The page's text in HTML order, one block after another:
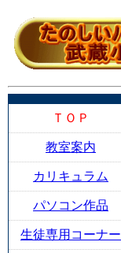
ＴＯＰ
教室案内
カリキュラム
パソコン作品
生徒専用コーナー